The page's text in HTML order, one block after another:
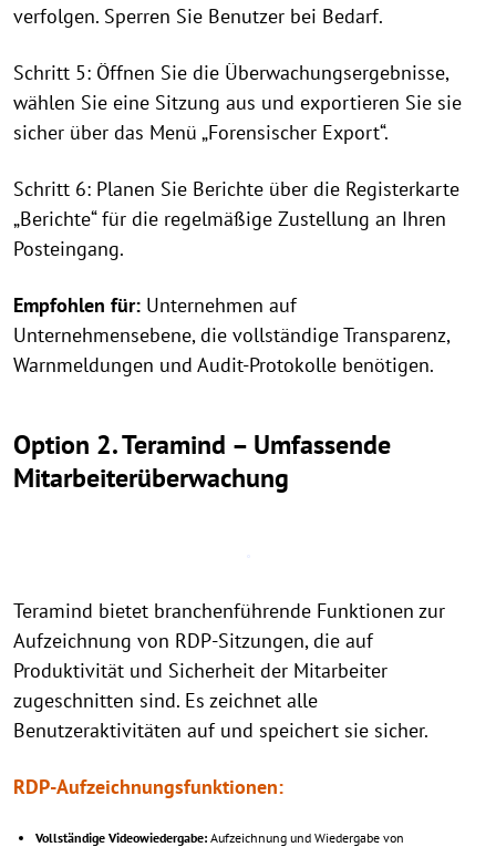
verfolgen. Sperren Sie Benutzer bei Bedarf.
Schritt 5: Öffnen Sie die Überwachungsergebnisse,
wählen Sie eine Sitzung aus und exportieren Sie sie
sicher über das Menü „Forensischer Export“.
Schritt 6: Planen Sie Berichte über die Registerkarte
„Berichte“ für die regelmäßige Zustellung an Ihren
Posteingang.
Empfohlen für: Unternehmen auf
Unternehmensebene, die vollständige Transparenz,
Warnmeldungen und Audit-Protokolle benötigen.
Option 2. Teramind – Umfassende
Mitarbeiterüberwachung
Teramind bietet branchenführende Funktionen zur
Aufzeichnung von RDP-Sitzungen, die auf
Produktivität und Sicherheit der Mitarbeiter
zugeschnitten sind. Es zeichnet alle
Benutzeraktivitäten auf und speichert sie sicher.
RDP-Aufzeichnungsfunktionen:
Vollständige Videowiedergabe: Aufzeichnung und Wiedergabe von